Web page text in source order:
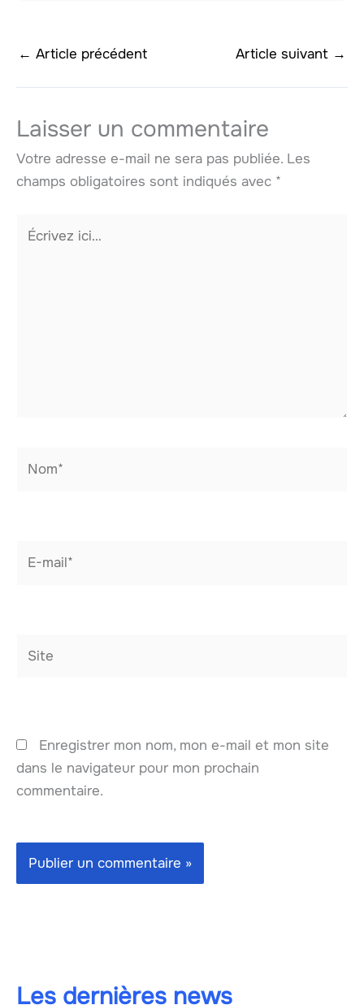
← Article précédent Article suivant →
Laisser un commentaire
Votre adresse e-mail ne sera pas publiée. Les
champs obligatoires sont indiqués avec *
Écrivez
Enregistrer mon nom, mon e-mail et mon site
dans le navigateur pour mon prochain
commentaire.
Les dernières news